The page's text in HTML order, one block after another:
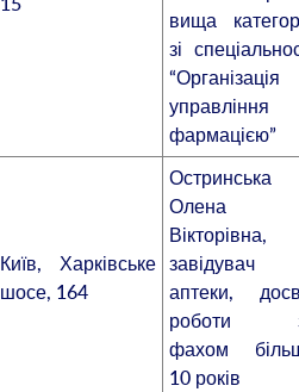
вища
зі
управління
фармацією”
Київ, Харківське
шосе, 164
Остринська
Олена
Вікторівна,
завідувач
аптеки,
роботи
фахом
10 років